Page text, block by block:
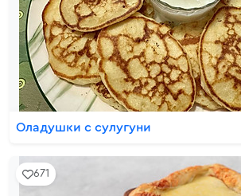
Оладушки с сулугуни
671